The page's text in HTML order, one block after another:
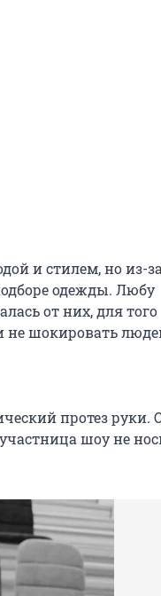
и стилем, но из-за
одежды. Любу
от них, для того
не шокировать
протез руки.
шоу не